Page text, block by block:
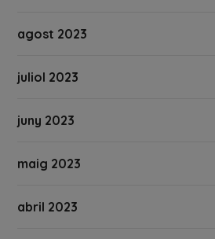
agost 2023
juliol 2023
juny 2023
maig 2023
abril 2023